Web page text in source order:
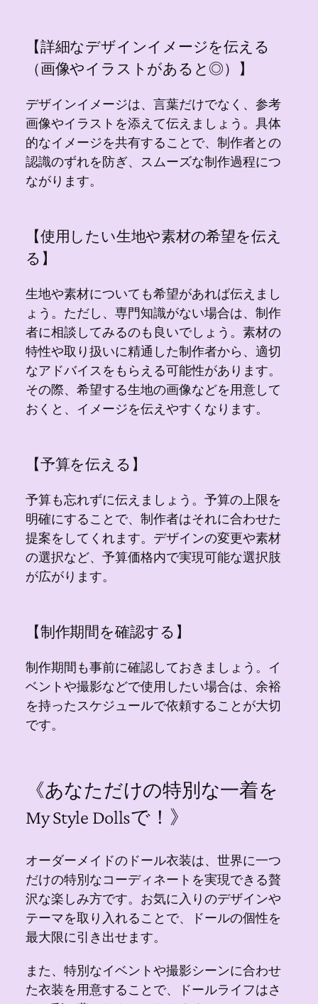
【詳細なデザインイメージを伝える
（画像やイラストがあると◎）】
デザインイメージは、言葉だけでなく、参考
画像やイラストを添えて伝えましょう。具体
的なイメージを共有することで、制作者との
認識のずれを防ぎ、スムーズな制作過程につ
ながります。
【使用したい生地や素材の希望を伝え
る】
生地や素材についても希望があれば伝えまし
ょう。ただし、専門知識がない場合は、制作
者に相談してみるのも良いでしょう。素材の
特性や取り扱いに精通した制作者から、適切
なアドバイスをもらえる可能性があります。
その際、希望する生地の画像などを用意して
おくと、イメージを伝えやすくなります。
【予算を伝える】
予算も忘れずに伝えましょう。予算の上限を
明確にすることで、制作者はそれに合わせた
提案をしてくれます。デザインの変更や素材
の選択など、予算価格内で実現可能な選択肢
が広がります。
【制作期間を確認する】
制作期間も事前に確認しておきましょう。イ
ベントや撮影などで使用したい場合は、余裕
を持ったスケジュールで依頼することが大切
です。
《あなただけの特別な一着を
My Style Dollsで！》
オーダーメイドのドール衣装は、世界に一つ
だけの特別なコーディネートを実現できる贅
沢な楽しみ方です。お気に入りのデザインや
テーマを取り入れることで、ドールの個性を
最大限に引き出せます。
また、特別なイベントや撮影シーンに合わせ
た衣装を用意することで、ドールライフはさ